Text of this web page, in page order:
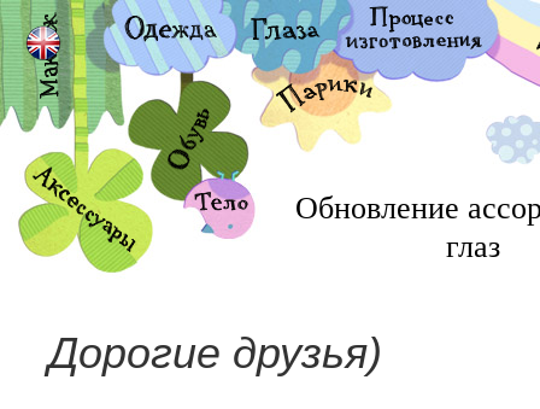
Обновление
глаз
Дорогие друзья)